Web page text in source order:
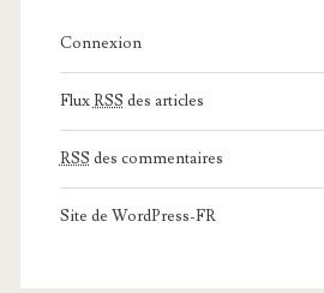
Connexion
FluxRSS des articles
RSS des commentaires
Site de WordPress-FR